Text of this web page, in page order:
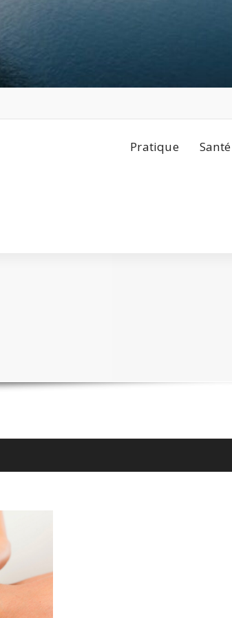
Pratique Santé